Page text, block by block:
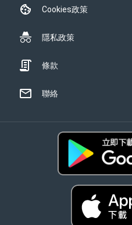
Cookies政策
隱私政策
條款
聯絡